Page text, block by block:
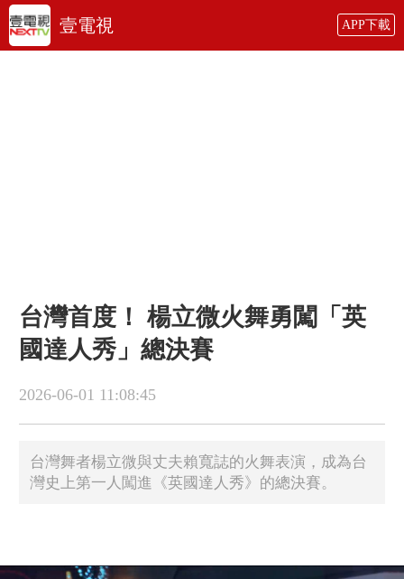
壹電視 APP下載
台灣首度！ 楊立微火舞勇闖「英
國達人秀」總決賽
2026-06-01 11:08:45
台灣舞者楊立微與丈夫賴寬誌的火舞表演，成為台
灣史上第一人闖進《英國達人秀》的總決賽。